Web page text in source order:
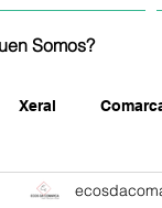
Somos?
Xeral